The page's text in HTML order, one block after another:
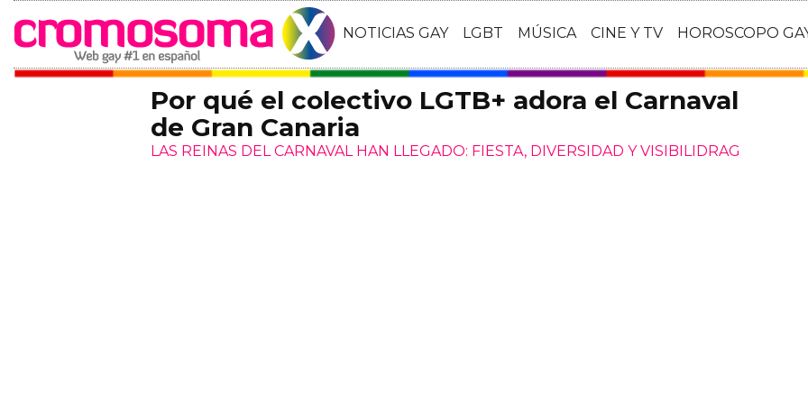
NOTICIAS GAY LGBT MÚSICA CINE Y TV HOROSCOPO
Por qué el colectivo LGTB+ adora el Carnaval
de Gran Canaria
LAS REINAS DEL CARNAVAL HAN LLEGADO: FIESTA, DIVERSIDAD Y VISIBILIDRAG